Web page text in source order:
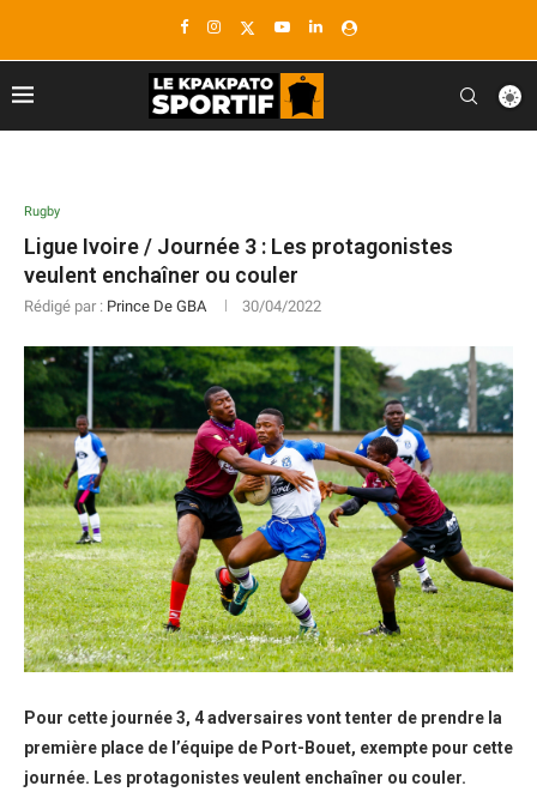
Rugby
Ligue Ivoire / Journée 3 : Les protagonistes
veulent enchaîner ou couler
Rédigé par : Prince De GBA 30/04/2022
Pour cette journée 3, 4 adversaires vont tenter de prendre la
première place de l’équipe de Port-Bouet, exempte pour cette
journée. Les protagonistes veulent enchaîner ou couler.